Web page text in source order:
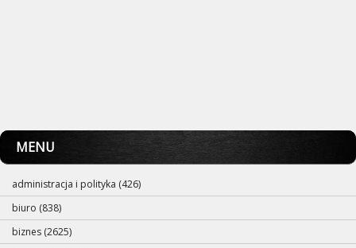
MENU
administracja i polityka (426)
biuro (838)
biznes (2625)